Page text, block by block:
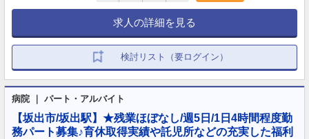
求人の詳細を見る
検討リスト（要ログイン）
病院 ｜ パート・アルバイト
【坂出市/坂出駅】★残業ほぼなし/週5日/1日4時間程度勤
務パート募集♪育休取得実績や託児所などの充実した福利